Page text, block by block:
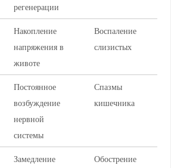
регенерации
Накопление
напряжения в
животе
Воспаление
слизистых
Постоянное
возбуждение
нервной
системы
Спазмы
кишечника
Замедление
Обострение